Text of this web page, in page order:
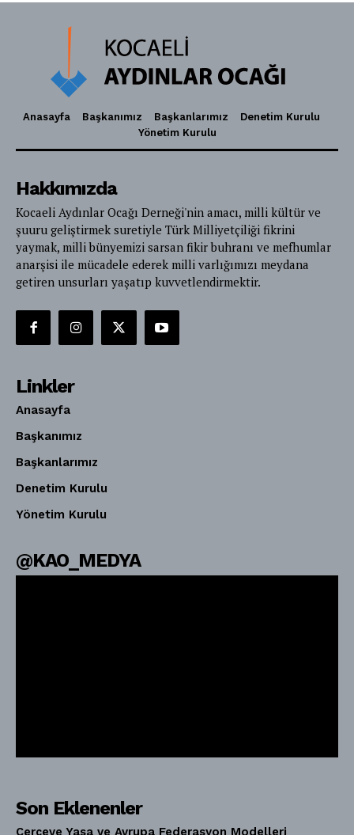
Anasayfa Başkanımız Başkanlarımız
Denetim Kurulu
Yönetim Kurulu
Hakkımızda
Kocaeli Aydınlar Ocağı Derneği'nin amacı, milli kültür ve
şuuru geliştirmek suretiyle Türk Milliyetçiliği fikrini
yaymak, milli bünyemizi sarsan fikir buhranı ve mefhumlar
anarşisi ile mücadele ederek milli varlığımızı meydana
getiren unsurları yaşatıp kuvvetlendirmektir.
Linkler
Anasayfa
Başkanımız
Başkanlarımız
Denetim Kurulu
Yönetim Kurulu
@KAO_MEDYA
Son Eklenenler
Çerçeve Yasa ve Avrupa Federasyon Modelleri